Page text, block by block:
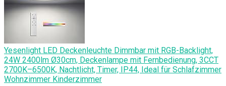
Yesenlight LED Deckenleuchte Dimmbar mit RGB-Backlight,
24W 2400lm Ø30cm, Deckenlampe mit Fernbedienung, 3CCT
2700K–6500K, Nachtlicht, Timer, IP44, Ideal für Schlafzimmer
Wohnzimmer Kinderzimmer